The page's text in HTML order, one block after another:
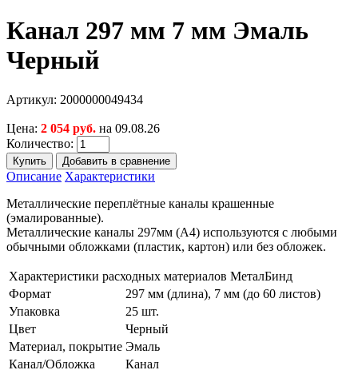
Канал 297 мм 7 мм Эмаль
Черный
Артикул: 2000000049434
Цена: 2 054 руб. на 09.08.26
Количество:
Описание Характеристики
Металлические переплётные каналы крашенные
(эмалированные).
Металлические каналы 297мм (А4) используются с любыми
обычными обложками (пластик, картон) или без обложек.
Характеристики расходных материалов МеталБинд
Формат
297 мм (длина), 7 мм (до 60 листов)
Упаковка
25 шт.
Цвет
Черный
Материал, покрытие Эмаль
Канал/Обложка
Канал